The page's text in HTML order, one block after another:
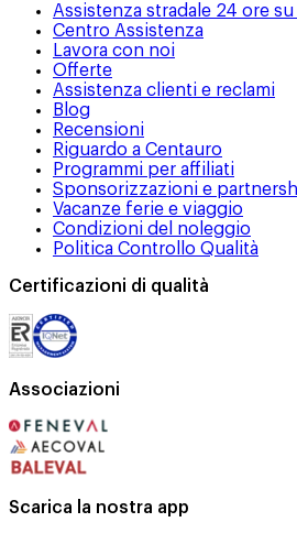
Assistenza stradale 24 ore su
Centro Assistenza
Lavora con noi
Offerte
Assistenza clienti e reclami
Blog
Recensioni
Riguardo a Centauro
Programmi per affiliati
Sponsorizzazioni e
Vacanze ferie e viaggio
Condizioni del noleggio
Politica Controllo Qualità
Certificazioni di qualità
Associazioni
Scarica la nostra app